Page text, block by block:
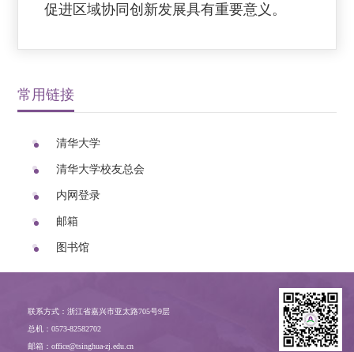
促进区域协同创新发展具有重要意义。
常用链接
清华大学
清华大学校友总会
内网登录
邮箱
图书馆
联系方式：浙江省嘉兴市亚太路705号9层
总机：0573-82582702
邮箱：office@tsinghua-zj.edu.cn